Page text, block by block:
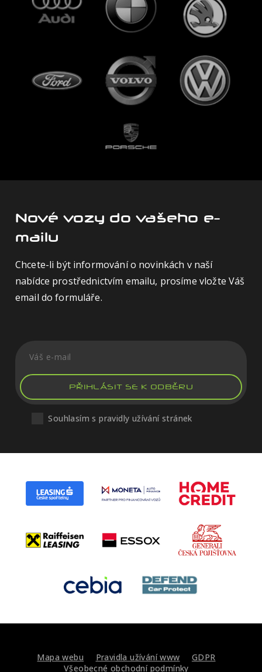
Nové vozy do vašeho e-
mailu
Chcete-li být informování o novinkách v naší
nabídce prostřednictvím emailu, prosíme vložte Váš
email do formuláře.
PŘIHLÁSIT SE K ODBĚRU
Souhlasím s pravidly užívání stránek
Mapa webu Pravidla užívání www
GDPR
Všeobecné obchodní podmínky